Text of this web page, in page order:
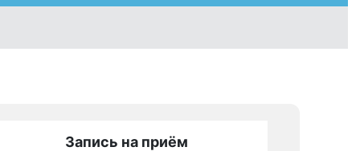
Запись на приём